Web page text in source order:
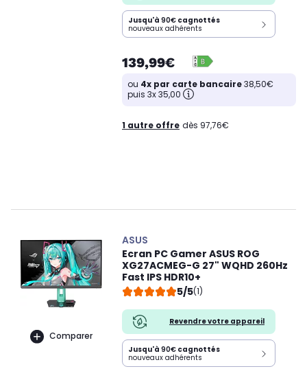
Jusqu'à 90€ cagnottés
nouveaux adhérents
139,99€
ou 4x par carte bancaire38,50€
puis 3x 35,00
1 autre offre dès 97,76€
Comparer
ASUS
Ecran PC Gamer ASUS ROG
XG27ACMEG-G 27" WQHD 260Hz
Fast IPS HDR10+
5/5(1)
Revendre votre appareil
Jusqu'à 90€ cagnottés
nouveaux adhérents